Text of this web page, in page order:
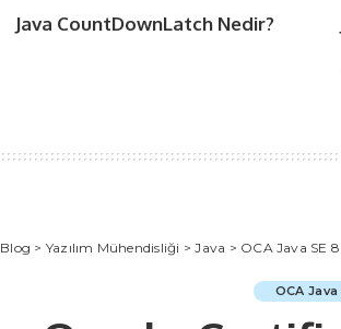
Java CountDownLatch Nedir?
Blog > Yazılım Mühendisliği >Java > OCA Java SE 8
OCA Java